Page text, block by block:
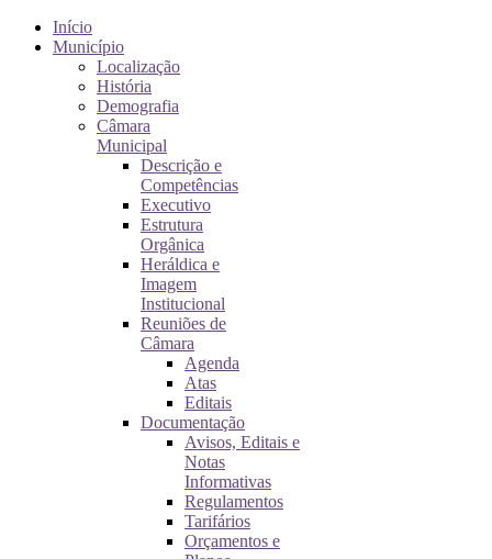
Início
Município
Localização
História
Demografia
Câmara
Municipal
Descrição e
Competências
Executivo
Estrutura
Orgânica
Heráldica e
Imagem
Institucional
Reuniões de
Câmara
Agenda
Atas
Editais
Documentação
Avisos, Editais e
Notas
Informativas
Regulamentos
Tarifários
Orçamentos e